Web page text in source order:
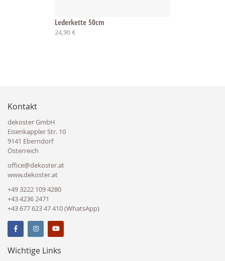
Lederkette 50cm
24,90 €
Kontakt
dekoster GmbH
Eisenkappler Str. 10
9141 Eberndorf
Österreich
office@dekoster.at
www.dekoster.at
+49 3222 109 4280
+43 4236 2471
+43 677 623 47 410 (WhatsApp)
Wichtige Links